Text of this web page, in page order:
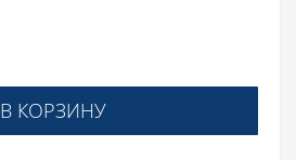
В КОРЗИНУ